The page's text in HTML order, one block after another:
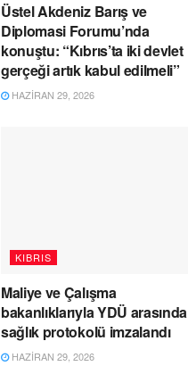
Üstel Akdeniz Barış ve
Diplomasi Forumu’nda
konuştu: “Kıbrıs’ta iki devlet
gerçeği artık kabul edilmeli”
HAZIRAN 29, 2026
KIBRIS
Maliye ve Çalışma
bakanlıklarıyla YDÜ arasında
sağlık protokolü imzalandı
HAZIRAN 29, 2026